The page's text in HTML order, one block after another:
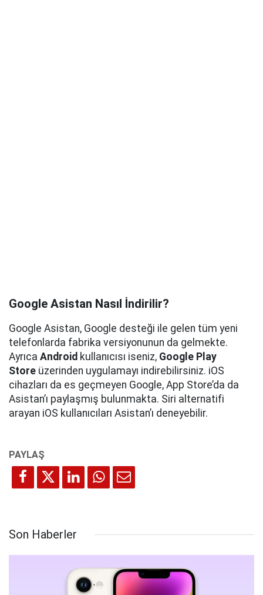
Google Asistan Nasıl İndirilir?
Google Asistan, Google desteği ile gelen tüm yeni
telefonlarda fabrika versiyonunun da gelmekte.
Ayrıca Android kullanıcısı iseniz, Google Play
Store üzerinden uygulamayı indirebilirsiniz. iOS
cihazları da es geçmeyen Google, App Store’da da
Asistan’ı paylaşmış bulunmakta. Siri alternatifi
arayan iOS kullanıcıları Asistan’ı deneyebilir.
Son Haberler